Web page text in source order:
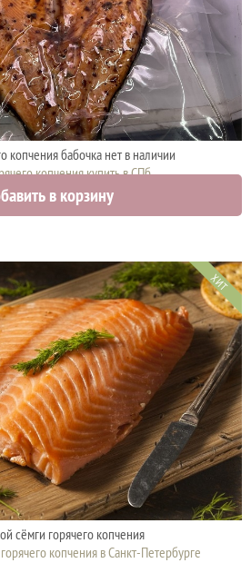
копчения бабочка нет в наличии
копчения купить в СПб
910 руб.в корзину
ХИТ
сёмги горячего копчения
копчения в Санкт-Петербурге